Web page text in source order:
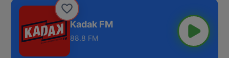
Kadak FM
88.8 FM